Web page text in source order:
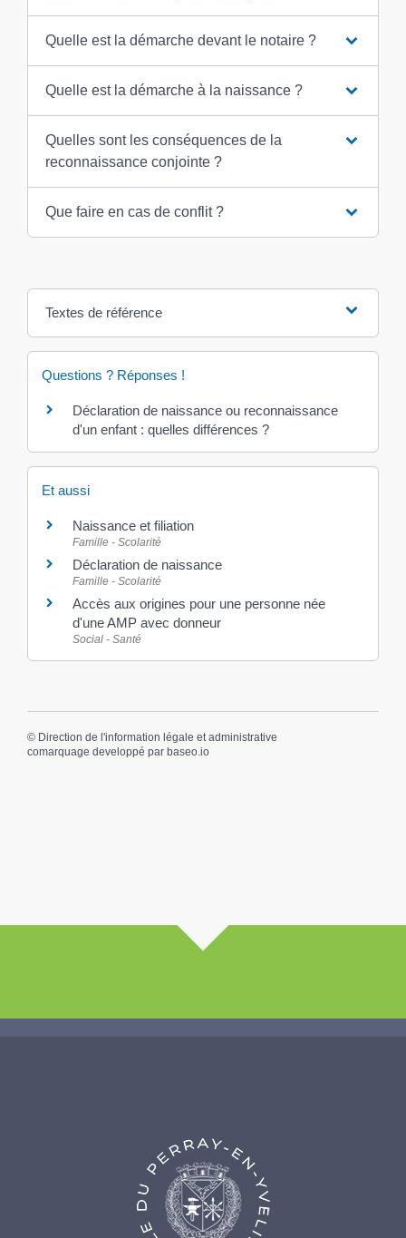
Quelle est la démarche devant le notaire ?
Quelle est la démarche à la naissance ?
Quelles sont les conséquences de la
reconnaissance conjointe ?
Que faire en cas de conflit ?
Textes de référence
Questions ? Réponses !
Déclaration de naissance ou reconnaissance
d'un enfant : quelles différences ?
Et aussi
Naissance et filiation
Famille - Scolarité
Déclaration de naissance
Famille - Scolarité
Accès aux origines pour une personne née
d'une AMP avec donneur
Social - Santé
© Direction de l'information légale et administrative
comarquage developpé par baseo.io